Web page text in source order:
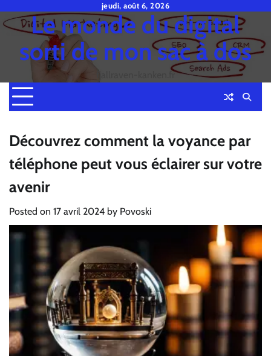
to
content
jeudi, août 6, 2026
Le monde du digital
sorti de mon sac à dos
fjallraven-kanken.fr
Découvrez comment la voyance par
téléphone peut vous éclairer sur votre
avenir
Posted on 17 avril 2024 by Povoski